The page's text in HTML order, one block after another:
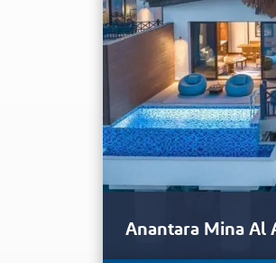
Anantara Mina Al